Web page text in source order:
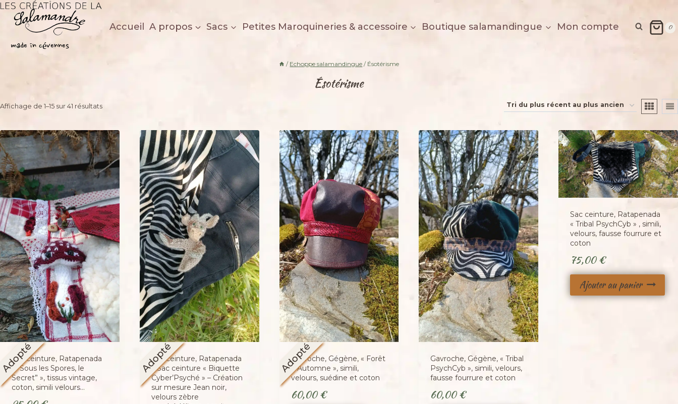
Aller
contenu
Les créations de la salamandre
made in cévennes
Accueil A propos Sacs Petites Maroquineries & accessoire Boutique salamandingue Mon compte 0
/ Echoppe salamandingue / Ésotérisme
Ésotérisme
Affichage de 1–15 sur 41 résultatsTrié
plus
récent
au
plus
ancien
Sac ceinture, Ratapenada
« “Sous les Spores, le
Secret” », tissus vintage,
coton, simili velours…
Adopté
Sac ceinture, Ratapenada
« Sac ceinture « Biquette
Cyber’Psyché » – Création
sur mesure Jean noir,
velours zèbre
Adopté
Gavroche, Gégène, « Forêt
d’Automne », simili,
velours, suédine et coton
60,00€
Gavroche, Gégène, « Tribal
PsychCyb », simili, velours,
fausse fourrure et coton
60,00€
Sac ceinture, Ratapenada
« Tribal PsychCyb » , simili,
velours, fausse fourrure et
coton
75,00€
Ajouter au panier